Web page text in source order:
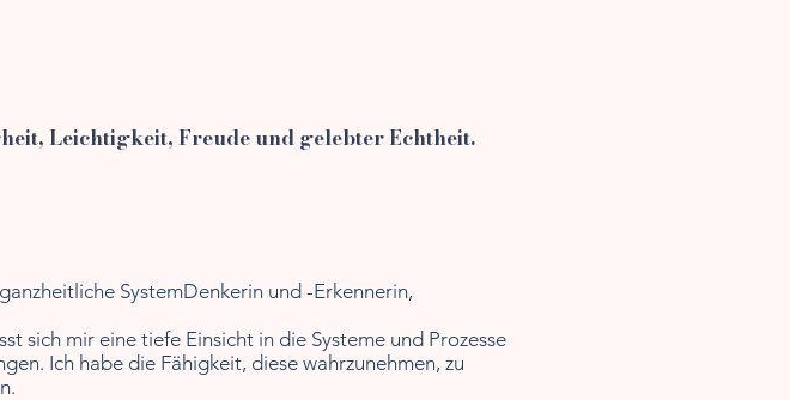
Leichtigkeit, Freude und gelebter Echtheit.
SystemDenkerin und -Erkennerin,
sich mir eine tiefe Einsicht in die Systeme und Prozesse
Ich habe die Fähigkeit, diese wahrzunehmen, zu
.